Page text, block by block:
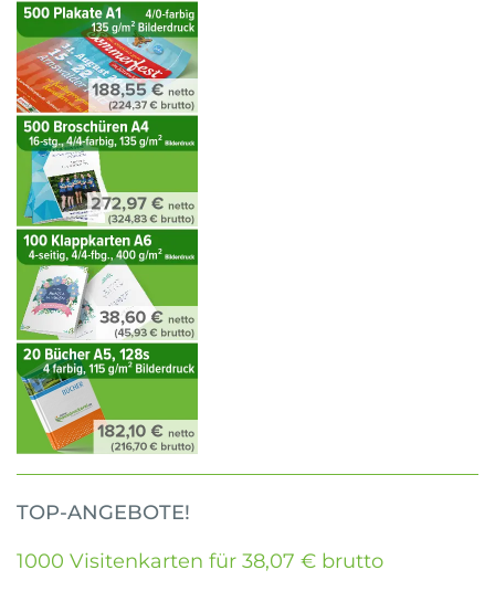
TOP-ANGEBOTE!
1000 Visitenkarten für 38,07 € brutto